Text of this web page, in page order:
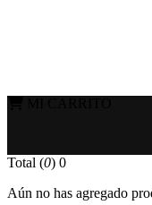
Total (0) 0
Aún no has agregado